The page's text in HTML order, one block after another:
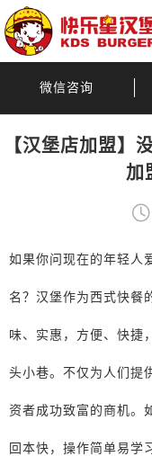
微信咨询
【汉堡店加盟】
加
如果你问现在的年轻人
名？汉堡作为西式快餐
味、实惠，方便、快捷
头小巷。不仅为人们提
资者成功致富的商机。
回本快，操作简单易学